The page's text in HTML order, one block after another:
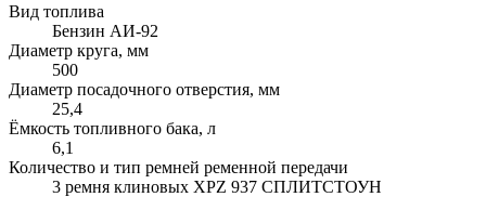
Вид топлива
Бензин АИ-92
Диаметр круга, мм
500
Диаметр посадочного отверстия, мм
25,4
Ёмкость топливного бака, л
6,1
Количество и тип ремней ременной передачи
3 ремня клиновых XPZ 937 СПЛИТСТОУН